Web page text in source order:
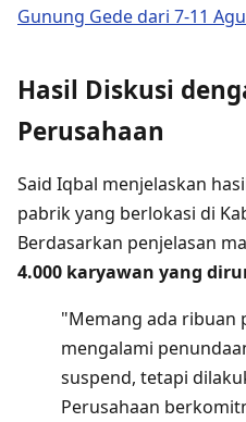
Gunung Gede dari 7-11
Hasil Diskusi
Perusahaan
Said Iqbal menjelaskan
pabrik yang berlokasi di
Berdasarkan penjelasan
4.000 karyawan yang
"Memang ada ribuan
mengalami
suspend, tetapi
Perusahaan